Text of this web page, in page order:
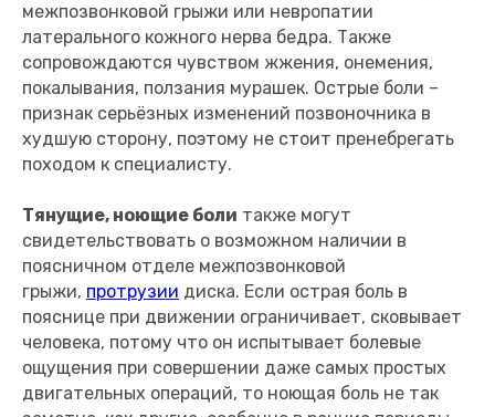
межпозвонковой грыжи или невропатии
латерального кожного нерва бедра. Также
сопровождаются чувством жжения, онемения,
покалывания, ползания мурашек. Острые боли –
признак серьёзных изменений позвоночника в
худшую сторону, поэтому не стоит пренебрегать
походом к специалисту.
Тянущие, ноющие боли также могут
свидетельствовать о возможном наличии в
поясничном отделе межпозвонковой
грыжи, протрузии диска. Если острая боль в
пояснице при движении ограничивает, сковывает
человека, потому что он испытывает болевые
ощущения при совершении даже самых простых
двигательных операций, то ноющая боль не так